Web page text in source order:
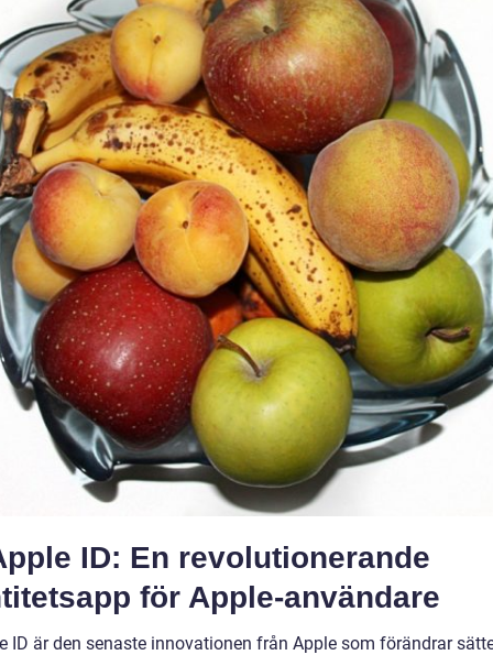
ID: En revolutionerande
för Apple-användare
ID är den senaste innovationen från Apple som förändrar